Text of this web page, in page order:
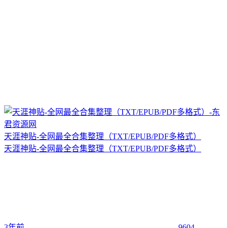
天涯神贴-全网最全合集整理（TXT/EPUB/PDF多格式）
天涯神贴-全网最全合集整理（TXT/EPUB/PDF多格式）